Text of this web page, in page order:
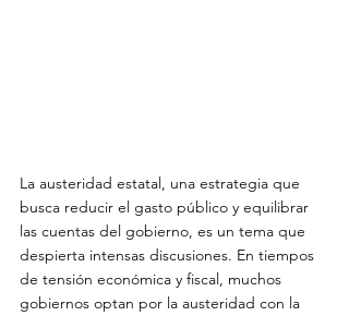
La austeridad estatal, una estrategia que
busca reducir el gasto público y equilibrar
las cuentas del gobierno, es un tema que
despierta intensas discusiones. En tiempos
de tensión económica y fiscal, muchos
gobiernos optan por la austeridad con la